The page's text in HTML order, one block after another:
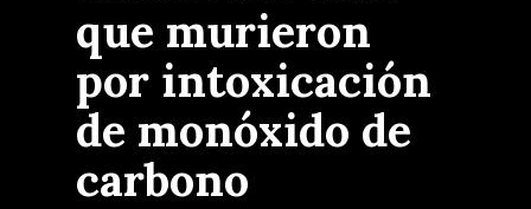
que murieron
por intoxicación
de monóxido de
carbono